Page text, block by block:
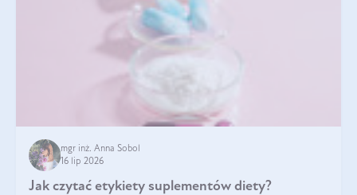
mgr inż. Anna Sobol
16 lip 2026
Jak czytać etykiety suplementów diety?